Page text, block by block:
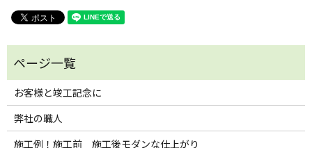
お客様と竣工記念に
弊社の職人
施工例！施工前 施工後モダンな仕上がり